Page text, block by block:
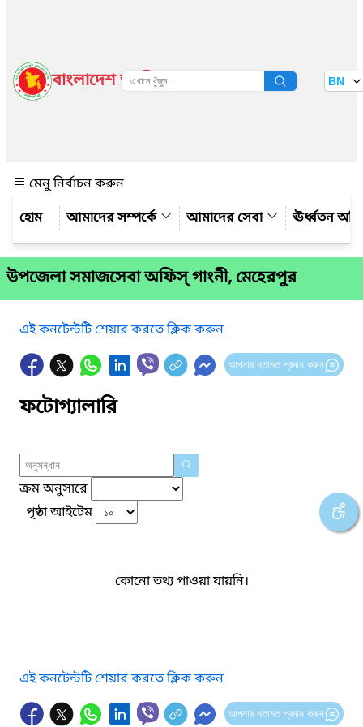
বাংলাদেশ জাতীয় তথ্য বাতায়ন BN
মেনু নির্বাচন করুন
আমাদের সম্পর্কে
আমাদের সেবা ঊর্ধ্বতন
উপজেলা সমাজসেবা অফিস্‌ গাংনী, মেহেরপুর
এই কনটেন্টটি শেয়ার করতে ক্লিক করুন
আপনার মতামত প্রদান করুন
ফটোগ্যালারি
ক্রম অনুসারে
পৃষ্ঠা আইটেম
কোনো তথ্য পাওয়া যায়নি।
এই কনটেন্টটি শেয়ার করতে ক্লিক করুন
আপনার মতামত প্রদান করুন